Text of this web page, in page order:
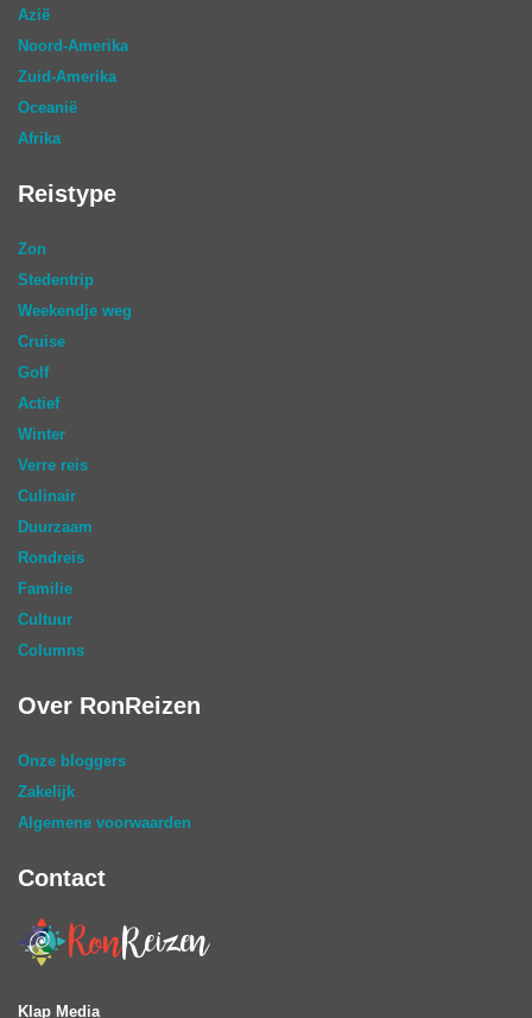
Azië
Noord-Amerika
Zuid-Amerika
Oceanië
Afrika
Reistype
Zon
Stedentrip
Weekendje weg
Cruise
Golf
Actief
Winter
Verre reis
Culinair
Duurzaam
Rondreis
Familie
Cultuur
Columns
Over RonReizen
Onze bloggers
Zakelijk
Algemene voorwaarden
Contact
Klap Media